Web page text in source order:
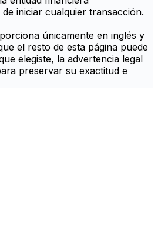
iniciar cualquier transacción.
únicamente en inglés y
el resto de esta página puede
elegiste, la advertencia legal
preservar su exactitud e